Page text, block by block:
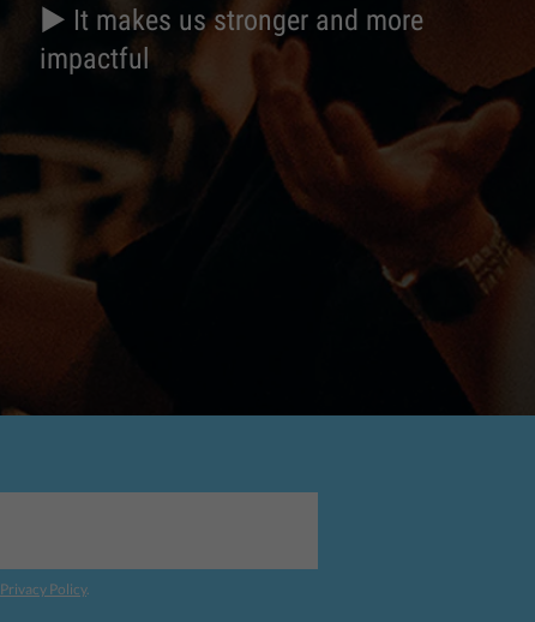
► It makes us stronger and more
impactful
Privacy Policy.